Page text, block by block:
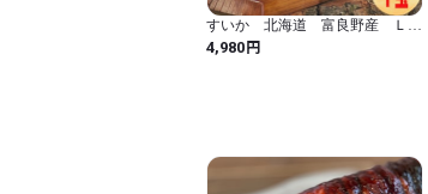
すいか 北海道 富良野産 Ｌサ
イズ ５ｋｇ以上 １玉 別途送
料が発生する地域あり 日時指定
4,980円